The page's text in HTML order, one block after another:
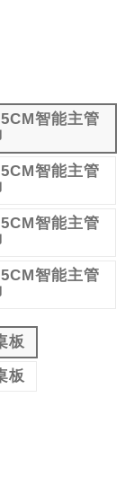
智能主管
智能主管
智能主管
智能主管
板
板